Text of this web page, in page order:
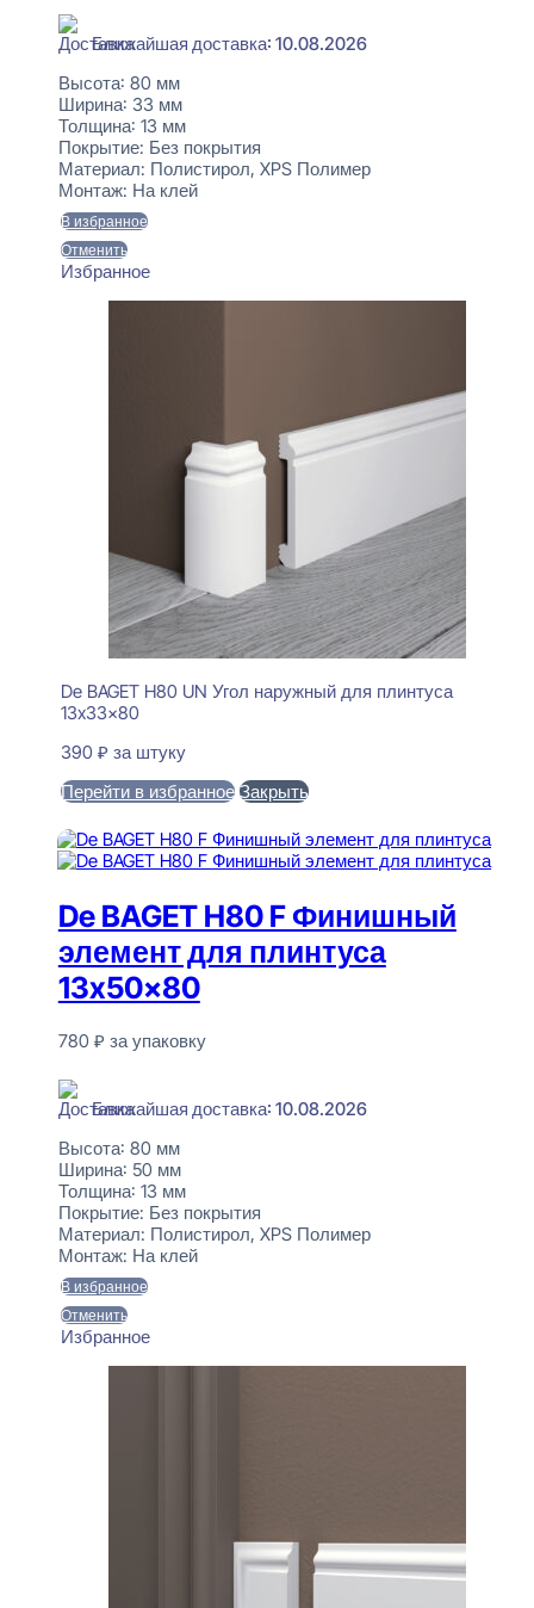
Ближайшая доставка: 10.08.2026
Высота: 80 мм
Ширина: 33 мм
Толщина: 13 мм
Покрытие: Без покрытия
Материал: Полистирол, XPS Полимер
Монтаж: На клей
В избранное
Отменить
Избранное
De BAGET H80 UN Угол наружный для плинтуса
13x33x80
390 ₽ за штуку
Перейти в избранное Закрыть
De BAGET H80 F Финишный
элемент для плинтуса
13x50x80
780 ₽ за упаковку
Ближайшая доставка: 10.08.2026
Высота: 80 мм
Ширина: 50 мм
Толщина: 13 мм
Покрытие: Без покрытия
Материал: Полистирол, XPS Полимер
Монтаж: На клей
В избранное
Отменить
Избранное